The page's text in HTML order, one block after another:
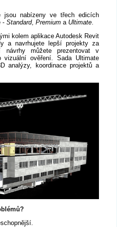
jsou nabízeny ve třech edicích
- Standard, Premiuma Ultimate.
kolem aplikace Autodesk Revit
a navrhujete lepší projekty za
návrhy můžete prezentovat v
vizuální ověření. Sada Ultimate
analýzy, koordinace projektů a